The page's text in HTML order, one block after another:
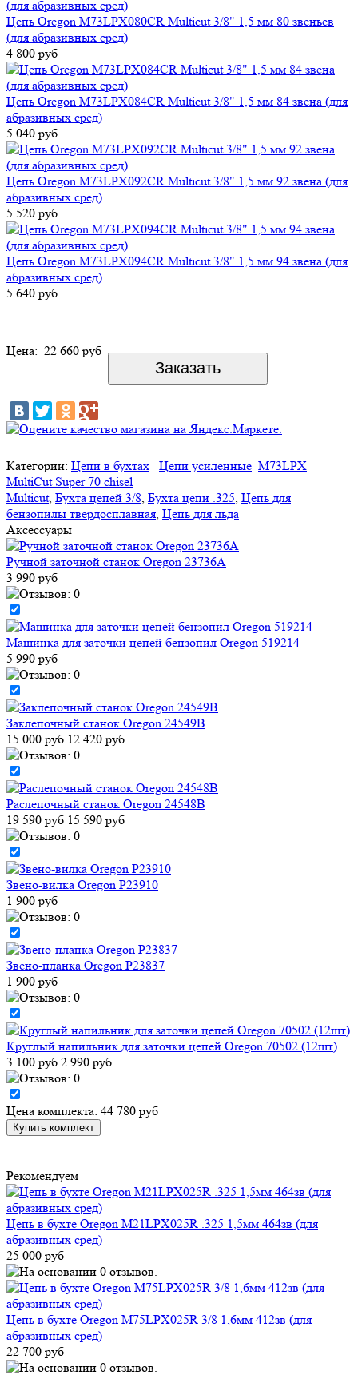
Цепь Oregon M73LPX080CR Multicut 3/8" 1,5 мм 80 звеньев
(для абразивных сред)
4 800 руб
Цепь Oregon M73LPX084CR Multicut 3/8" 1,5 мм 84 звена (для
абразивных сред)
5 040 руб
Цепь Oregon M73LPX092CR Multicut 3/8" 1,5 мм 92 звена (для
абразивных сред)
5 520 руб
Цепь Oregon M73LPX094CR Multicut 3/8" 1,5 мм 94 звена (для
абразивных сред)
5 640 руб
Цена: 22 660 руб
Категории: Цепи в бухтах Цепи усиленные M73LPX
MultiCut Super 70 chisel
Multicut, Бухта цепей 3/8 Бухта цепи .325 Цепь для
бензопилы твердосплавная Цепь для льда
Аксессуары
Ручной заточной станок Oregon 23736A
3 990 руб
Машинка для заточки цепей бензопил Oregon 519214
5 990 руб
Заклепочный станок Oregon 24549B
15 000 руб 12 420 руб
Раслепочный станок Oregon 24548B
19 590 руб 15 590 руб
Звено-вилка Oregon P23910
1 900 руб
Звено-планка Oregon P23837
1 900 руб
Круглый напильник для заточки цепей Oregon 70502 (12шт)
3 100 руб 2 990 руб
Цена комплекта: 44 780 руб
Рекомендуем
Цепь в бухте Oregon M21LPX025R .325 1,5мм 464зв (для
абразивных сред)
25 000 руб
Цепь в бухте Oregon M75LPX025R 3/8 1,6мм 412зв (для
абразивных сред)
22 700 руб